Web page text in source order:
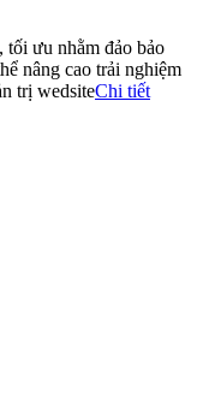
tối ưu nhằm đảo bảo
nâng cao trải nghiệm
trị wedsiteChi tiết